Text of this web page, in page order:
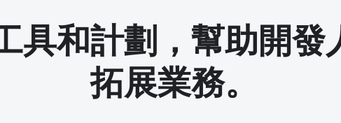
具和計劃，幫助開發
拓展業務。